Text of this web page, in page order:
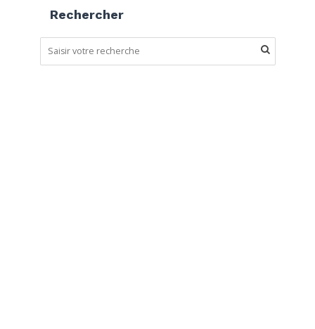
Rechercher